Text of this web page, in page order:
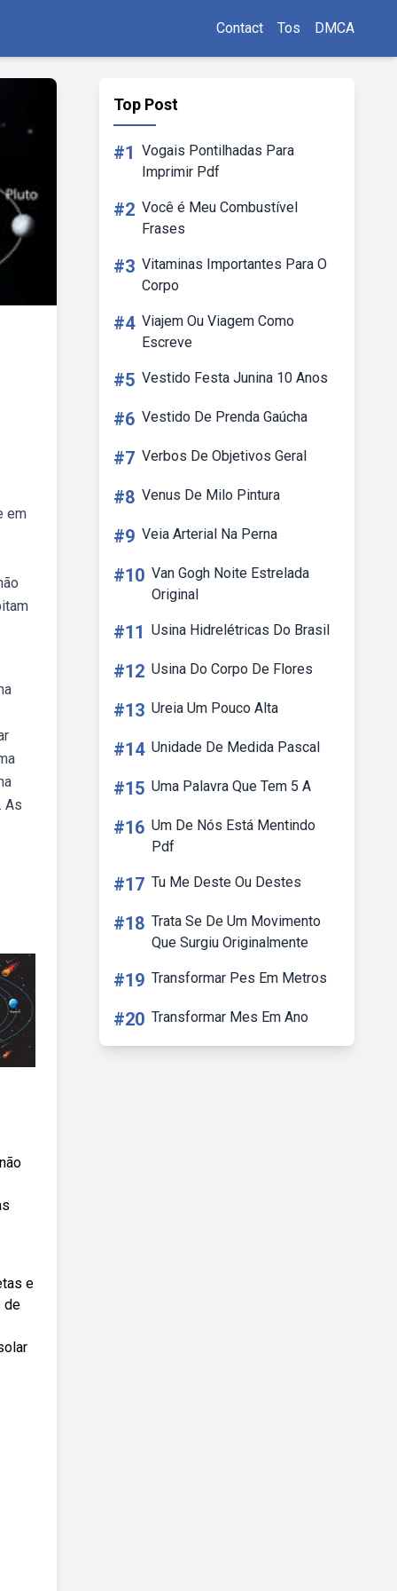
Contact Tos DMCA
em
As
e
de
Top Post
#1 Vogais Pontilhadas Para
Imprimir Pdf
#2 Você é Meu Combustível
Frases
#3 Vitaminas Importantes Para O
Corpo
#4 Viajem Ou Viagem Como
Escreve
#5 Vestido Festa Junina 10 Anos
#6 Vestido De Prenda Gaúcha
#7 Verbos De Objetivos Geral
#8 Venus De Milo Pintura
#9 Veia Arterial Na Perna
#10 Van Gogh Noite Estrelada
Original
#11 Usina Hidrelétricas Do Brasil
#12 Usina Do Corpo De Flores
#13 Ureia Um Pouco Alta
#14 Unidade De Medida Pascal
#15 Uma Palavra Que Tem 5 A
#16 Um De Nós Está Mentindo
Pdf
#17 Tu Me Deste Ou Destes
#18 Trata Se De Um Movimento
Que Surgiu Originalmente
#19 Transformar Pes Em Metros
#20 Transformar Mes Em Ano